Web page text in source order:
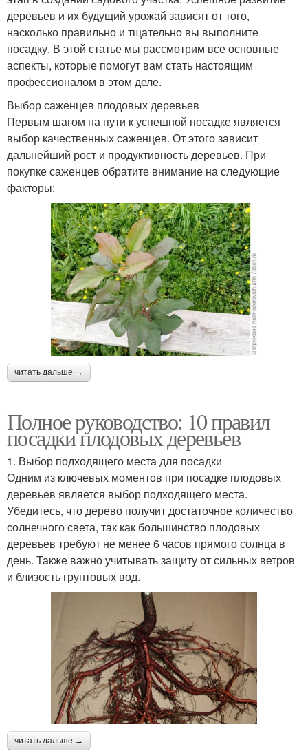
деревьев и их будущий урожай зависят от того,
насколько правильно и тщательно вы выполните
посадку. В этой статье мы рассмотрим все основные
аспекты, которые помогут вам стать настоящим
профессионалом в этом деле.
Выбор саженцев плодовых деревьев
Первым шагом на пути к успешной посадке является
выбор качественных саженцев. От этого зависит
дальнейший рост и продуктивность деревьев. При
покупке саженцев обратите внимание на следующие
факторы:
читать дальше →
Полное руководство: 10 правил
посадки плодовых деревьев
1. Выбор подходящего места для посадки
Одним из ключевых моментов при посадке плодовых
деревьев является выбор подходящего места.
Убедитесь, что дерево получит достаточное количество
солнечного света, так как большинство плодовых
деревьев требуют не менее 6 часов прямого солнца в
день. Также важно учитывать защиту от сильных ветров
и близость грунтовых вод.
читать дальше →